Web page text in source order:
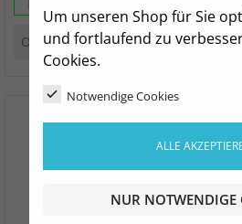
Um unseren Shop für Sie
und fortlaufend zu
Cookies.
Notwendige Cookies
ALLE
NUR NOTWENDIGE